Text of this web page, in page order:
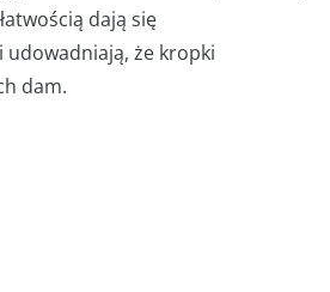
dają się
udowadniają, że kropki
dam.